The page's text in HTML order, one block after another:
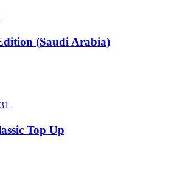
(Saudi Arabia)
Top Up